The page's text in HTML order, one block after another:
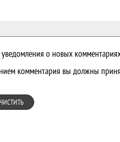
уведомления о новых
комментария вы должны